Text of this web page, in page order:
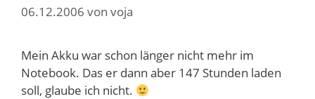
06.12.2006 von voja
Mein Akku war schon länger nicht mehr im
Notebook. Das er dann aber 147 Stunden laden
soll, glaube ich nicht.